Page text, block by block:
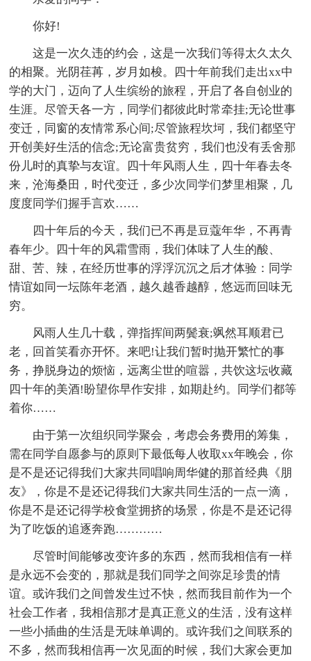
你好!
这是一次久违的约会，这是一次我们等得太久太久
的相聚。光阴荏苒，岁月如梭。四十年前我们走出xx中
学的大门，迈向了人生缤纷的旅程，开启了各自创业的
生涯。尽管天各一方，同学们都彼此时常牵挂;无论世事
变迁，同窗的友情常系心间;尽管旅程坎坷，我们都坚守
开创美好生活的信念;无论富贵贫穷，我们也没有丢舍那
份儿时的真挚与友谊。四十年风雨人生，四十年春去冬
来，沧海桑田，时代变迁，多少次同学们梦里相聚，几
度度同学们握手言欢……
四十年后的今天，我们已不再是豆蔻年华，不再青
春年少。四十年的风霜雪雨，我们体味了人生的酸、
甜、苦、辣，在经历世事的浮浮沉沉之后才体验：同学
情谊如同一坛陈年老酒，越久越香越醇，悠远而回味无
穷。
风雨人生几十载，弹指挥间两鬓衰;飒然耳顺君已
老，回首笑看亦开怀。来吧!让我们暂时抛开繁忙的事
务，挣脱身边的烦恼，远离尘世的喧嚣，共饮这坛收藏
四十年的美酒!盼望你早作安排，如期赴约。同学们都等
着你……
由于第一次组织同学聚会，考虑会务费用的筹集，
需在同学自愿参与的原则下最低每人收取xx年晚会，你
是不是还记得我们大家共同唱响周华健的那首经典《朋
友》，你是不是还记得我们大家共同生活的一点一滴，
你是不是还记得学校食堂拥挤的场景，你是不是还记得
为了吃饭的追逐奔跑…………
尽管时间能够改变许多的东西，然而我相信有一样
是永远不会变的，那就是我们同学之间弥足珍贵的情
谊。或许我们之间曾发生过不快，然而我目前作为一个
社会工作者，我相信那才是真正意义的生活，没有这样
一些小插曲的生活是无味单调的。或许我们之间联系的
不多，然而我相信再一次见面的时候，我们大家会更加